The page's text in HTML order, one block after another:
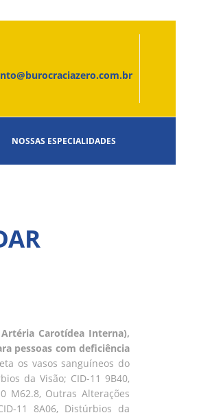
NOSSAS ESPECIALIDADES
Carotídea Interna),
pessoas com deficiência
os vasos sanguíneos do
da Visão; CID-11 9B40,
M62.8, Outras Alterações
11 8A06, Distúrbios da